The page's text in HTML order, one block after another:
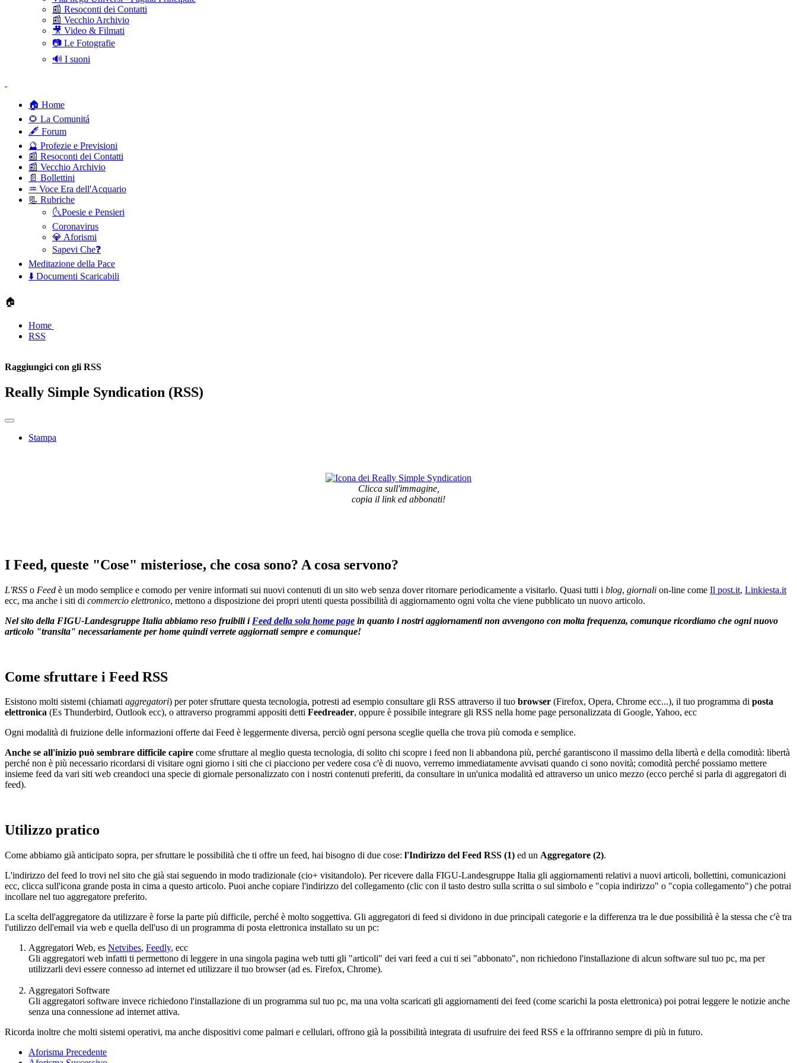
📰 Resoconti dei Contatti
📰 Vecchio Archivio
🎥 Video & Filmati
📷 Le Fotografie
🔊 I suoni
🏠 Home
🌻 La Comunitá
🖋️ Forum
🔮 Profezie e Previsioni
📰 Resoconti dei Contatti
📰 Vecchio Archivio
📄 Bollettini
♒️ Voce Era dell'Acquario
📃 Rubriche
🌜Poesie e Pensieri
Coronavirus
💎 Aforismi
Sapevi Che❓
Meditazione della Pace
⬇️ Documenti Scaricabili
🏠
Home
RSS
Raggiungici con gli RSS
Really Simple Syndication (RSS)
Stampa
Clicca sull'immagine,
copia il link ed abbonati!
I Feed, queste "Cose" misteriose, che cosa sono? A cosa servono?
L'RSS o Feed è un modo semplice e comodo per venire informati sui nuovi contenuti di un sito web senza dover ritornare periodicamente a visitarlo. Quasi tutti i blog, giornali on-line come Il post.it, Linkiesta.it
ecc, ma anche i siti di commercio elettronico, mettono a disposizione dei propri utenti questa possibilità di aggiornamento ogni volta che viene pubblicato un nuovo articolo.
Nel sito della FIGU-Landesgruppe Italia abbiamo reso fruibili i Feed della sola home page in quanto i nostri aggiornamenti non avvengono con molta frequenza, comunque ricordiamo che ogni nuovo
articolo "transita" necessariamente per home quindi verrete aggiornati sempre e comunque!
Come sfruttare i Feed RSS
Esistono molti sistemi (chiamati aggregatori) per poter sfruttare questa tecnologia, potresti ad esempio consultare gli RSS attraverso il tuo browser (Firefox, Opera, Chrome ecc...), il tuo programma di posta
elettronica (Es Thunderbird, Outlook ecc), o attraverso programmi appositi detti Feedreader, oppure è possibile integrare gli RSS nella home page personalizzata di Google, Yahoo, ecc
Ogni modalità di fruizione delle informazioni offerte dai Feed è leggermente diversa, perciò ogni persona sceglie quella che trova più comoda e semplice.
Anche se all'inizio può sembrare difficile capire come sfruttare al meglio questa tecnologia, di solito chi scopre i feed non li abbandona più, perché garantiscono il massimo della libertà e della comodità: libertà
perché non è più necessario ricordarsi di visitare ogni giorno i siti che ci piacciono per vedere cosa c'è di nuovo, verremo immediatamente avvisati quando ci sono novità; comodità perché possiamo mettere
insieme feed da vari siti web creandoci una specie di giornale personalizzato con i nostri contenuti preferiti, da consultare in un'unica modalità ed attraverso un unico mezzo (ecco perché si parla di aggregatori di
feed).
Utilizzo pratico
Come abbiamo già anticipato sopra, per sfruttare le possibilità che ti offre un feed, hai bisogno di due cose: l'Indirizzo del Feed RSS (1) ed un Aggregatore (2).
L'indirizzo del feed lo trovi nel sito che già stai seguendo in modo tradizionale (cio+ visitandolo). Per ricevere dalla FIGU-Landesgruppe Italia gli aggiornamenti relativi a nuovi articoli, bollettini, comunicazioni
ecc, clicca sull'icona grande posta in cima a questo articolo. Puoi anche copiare l'indirizzo del collegamento (clic con il tasto destro sulla scritta o sul simbolo e "copia indirizzo" o "copia collegamento") che potrai
incollare nel tuo aggregatore preferito.
La scelta dell'aggregatore da utilizzare è forse la parte più difficile, perché è molto soggettiva. Gli aggregatori di feed si dividono in due principali categorie e la differenza tra le due possibilità è la stessa che c'è tra
l'utilizzo dell'email via web e quella dell'uso di un programma di posta elettronica installato su un pc:
Aggregatori Web, es Netvibes, Feedly, ecc
Gli aggregatori web infatti ti permettono di leggere in una singola pagina web tutti gli "articoli" dei vari feed a cui ti sei "abbonato", non richiedono l'installazione di alcun software sul tuo pc, ma per
utilizzarli devi essere connesso ad internet ed utilizzare il tuo browser (ad es. Firefox, Chrome).
Aggregatori Software
Gli aggregatori software invece richiedono l'installazione di un programma sul tuo pc, ma una volta scaricati gli aggiornamenti dei feed (come scarichi la posta elettronica) poi potrai leggere le notizie anche
senza una connessione ad internet attiva.
Ricorda inoltre che molti sistemi operativi, ma anche dispositivi come palmari e cellulari, offrono già la possibilità integrata di usufruire dei feed RSS e la offriranno sempre di più in futuro.
Aforisma Precedente